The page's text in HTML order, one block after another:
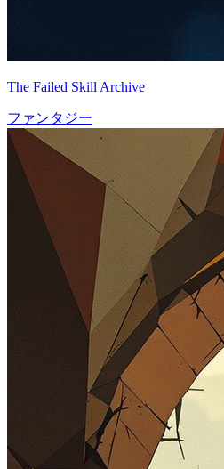
The Failed Skill Archive
ファンタジー